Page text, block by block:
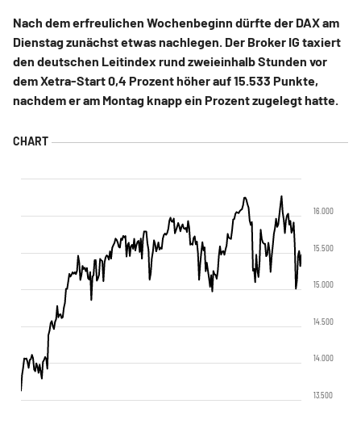
Nach dem erfreulichen Wochenbeginn dürfte der DAX am
Dienstag zunächst etwas nachlegen. Der Broker IG taxiert
den deutschen Leitindex rund zweieinhalb Stunden vor
dem Xetra-Start 0,4 Prozent höher auf 15.533 Punkte,
nachdem er am Montag knapp ein Prozent zugelegt hatte.
13.500
14.000
14.500
15.000
15.500
16.000